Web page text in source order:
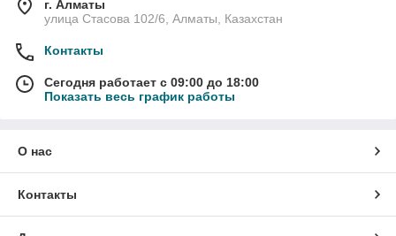
г. Алматы
улица Стасова 102/6, Алматы, Казахстан
Контакты
Сегодня работает с 09:00 до 18:00
Показать весь график работы
О нас
Контакты